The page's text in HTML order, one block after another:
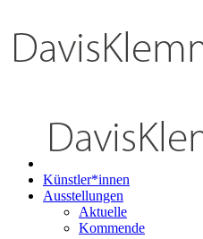
Künstler*innen
Ausstellungen
Aktuelle
Kommende